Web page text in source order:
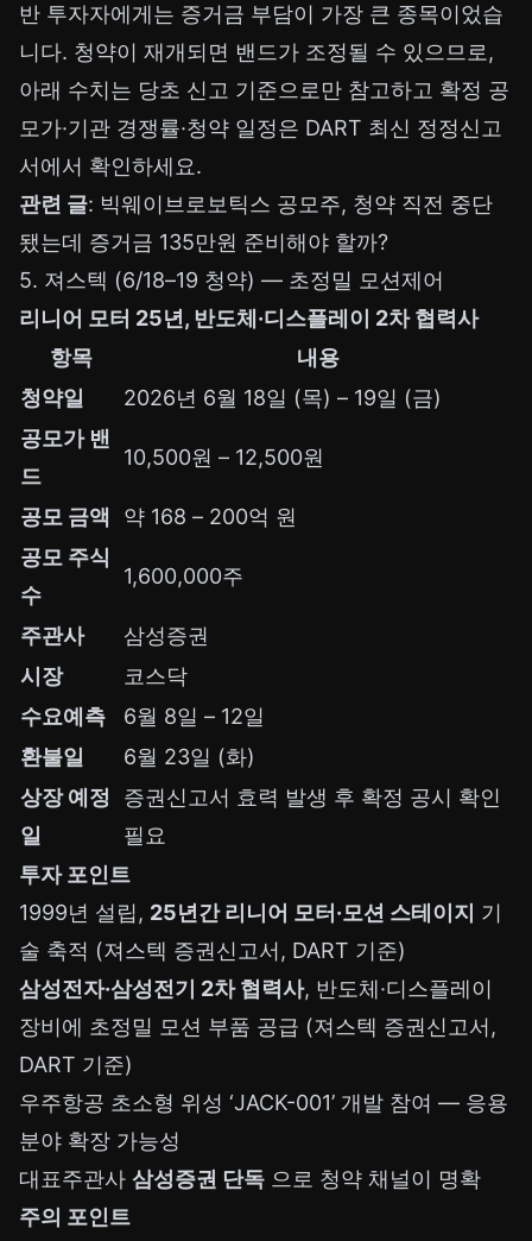
반 투자자에게는 증거금 부담이 가장 큰 종목이었습
니다. 청약이 재개되면 밴드가 조정될 수 있으므로,
아래 수치는 당초 신고 기준으로만 참고하고 확정 공
모가·기관 경쟁률·청약 일정은 DART 최신 정정신고
서에서 확인하세요.
관련 글: 빅웨이브로보틱스 공모주, 청약 직전 중단
됐는데 증거금 135만원 준비해야 할까?
5. 져스텍 (6/18–19 청약) — 초정밀 모션제어
리니어 모터 25년, 반도체·디스플레이 2차 협력사
항목
내용
청약일
2026년 6월 18일 (목) – 19일 (금)
공모가 밴
드
10,500원 – 12,500원
공모 금액
약 168 – 200억 원
공모 주식
수
1,600,000주
주관사
삼성증권
시장
코스닥
수요예측
6월 8일 – 12일
환불일
6월 23일 (화)
상장 예정
일
증권신고서 효력 발생 후 확정 공시 확인
필요
투자 포인트
1999년 설립, 25년간 리니어 모터·모션 스테이지 기
술 축적 (져스텍 증권신고서, DART 기준)
삼성전자·삼성전기 2차 협력사, 반도체·디스플레이
장비에 초정밀 모션 부품 공급 (져스텍 증권신고서,
DART 기준)
우주항공 초소형 위성 ‘JACK-001’ 개발 참여 — 응용
분야 확장 가능성
대표주관사 삼성증권 단독 으로 청약 채널이 명확
주의 포인트